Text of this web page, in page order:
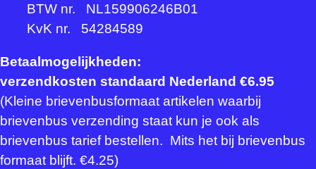
BTW nr. NL159906246B01
KvK nr. 54284589
Betaalmogelijkheden:
verzendkosten standaard Nederland €6.95
(Kleine brievenbusformaat artikelen waarbij
brievenbus verzending staat kun je ook als
brievenbus tarief bestellen. Mits het bij brievenbus
formaat blijft. €4.25)